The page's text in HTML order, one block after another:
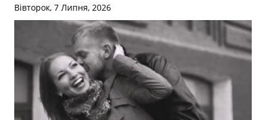
Вівторок, 7 Липня, 2026